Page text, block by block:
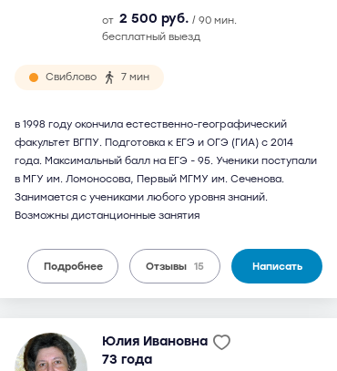
от 2 500 руб. / 90 мин.
бесплатный выезд
Свиблово 7 мин
в 1998 году окончила естественно-географический
факультет ВГПУ. Подготовка к ЕГЭ и ОГЭ (ГИА) с 2014
года. Максимальный балл на ЕГЭ - 95. Ученики поступали
в МГУ им. Ломоносова, Первый МГМУ им. Сеченова.
Занимается с учениками любого уровня знаний.
Возможны дистанционные занятия
Подробнее Отзывы 15 Написать
Юлия Ивановна
73 года